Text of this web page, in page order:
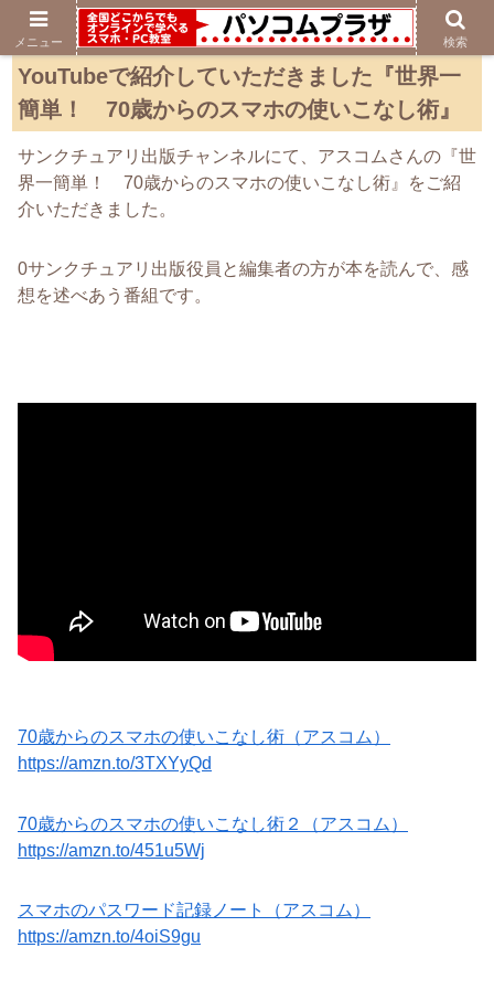
YouTubeで紹介していただきました『世界一
簡単！ 70歳からのスマホの使いこなし術』
サンクチュアリ出版チャンネルにて、アスコムさんの『世
界一簡単！ 70歳からのスマホの使いこなし術』をご紹
介いただきました。
0サンクチュアリ出版役員と編集者の方が本を読んで、感
想を述べあう番組です。
70歳からのスマホの使いこなし術（アスコム）
https://amzn.to/3TXYyQd
70歳からのスマホの使いこなし術２（アスコム）
https://amzn.to/451u5Wj
スマホのパスワード記録ノート（アスコム）
https://amzn.to/4oiS9gu
メニュー 検索